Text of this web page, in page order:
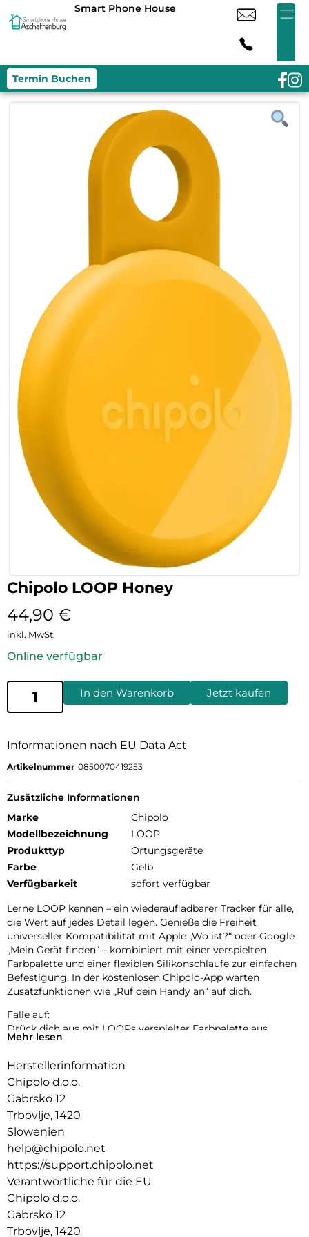
Smart Phone House
Termin Buchen
Chipolo LOOP Honey
44,90 €
inkl. MwSt.
Online verfügbar
In den Warenkorb Jetzt kaufen
Informationen nach EU Data Act
Artikelnummer 0850070419253
Zusätzliche Informationen
Marke
Chipolo
Modellbezeichnung
LOOP
Produkttyp
Ortungsgeräte
Farbe
Gelb
Verfügbarkeit
sofort verfügbar
Lerne LOOP kennen – ein wiederaufladbarer Tracker für alle,
die Wert auf jedes Detail legen. Genieße die Freiheit
universeller Kompatibilität mit Apple „Wo ist?“ oder Google
„Mein Gerät finden“ – kombiniert mit einer verspielten
Farbpalette und einer flexiblen Silikonschlaufe zur einfachen
Befestigung. In der kostenlosen Chipolo-App warten
Zusatzfunktionen wie „Ruf dein Handy an“ auf dich.
Falle auf:
Drück dich aus mit LOOPs verspielter Farbpalette aus
Pastell- und klassischen Tönen. Bereit, deinen Stil überallhin
Einfach aufladen:
LOOP wurde für deinen Komfort und mit Rücksicht auf den
neuer Lieblingsbegleiter zu werden.
Leicht zu hören, leicht zu finden:
Verlegte Gegenstände wiederzufinden sollte einfach sein.
Der extra laute Ton und die erweiterte Reichweite von LOOP
führen dich in wenigen Sekunden zu deinen wichtigsten
Sachen.
Mehr lesen
Herstellerinformation
Chipolo d.o.o.
Gabrsko 12
Trbovlje, 1420
Slowenien
help@chipolo.net
https://support.chipolo.net
Verantwortliche für die EU
Chipolo d.o.o.
Gabrsko 12
Trbovlje, 1420